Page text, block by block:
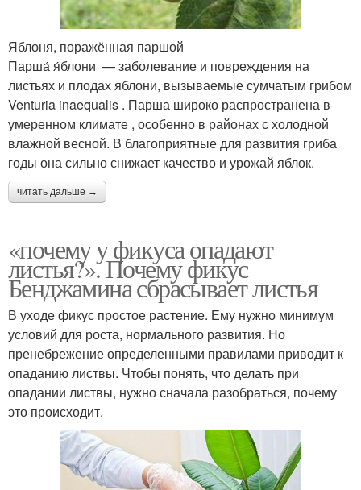
Яблоня, поражённая паршой
Парша́ я́блони — заболевание и повреждения на
листьях и плодах яблони, вызываемые сумчатым грибом
Venturia inaequalis . Парша широко распространена в
умеренном климате , особенно в районах с холодной
влажной весной. В благоприятные для развития гриба
годы она сильно снижает качество и урожай яблок.
читать дальше →
«почему у фикуса опадают
листья?». Почему фикус
Бенджамина сбрасывает листья
В уходе фикус простое растение. Ему нужно минимум
условий для роста, нормального развития. Но
пренебрежение определенными правилами приводит к
опаданию листвы. Чтобы понять, что делать при
опадании листвы, нужно сначала разобраться, почему
это происходит.